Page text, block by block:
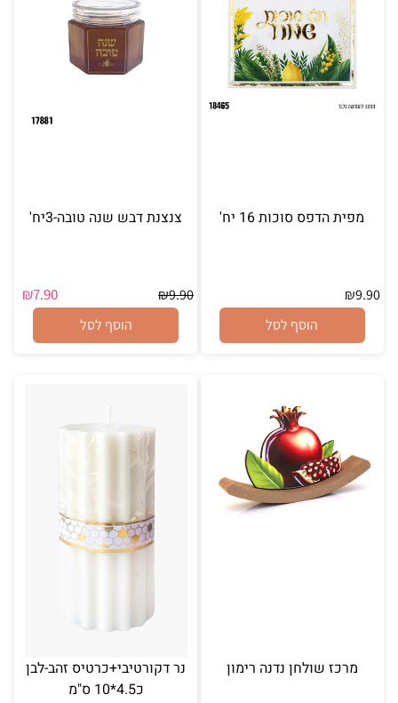
מפית הדפס סוכות 16 יח'
₪9.90
הוסף לסל
צנצנת דבש שנה טובה-3יח'
₪9.90
₪7.90
הוסף לסל
מרכז שולחן נדנה רימון
נר דקורטיבי+כרטיס זהב-לבן
כ4.5*10 ס"מ